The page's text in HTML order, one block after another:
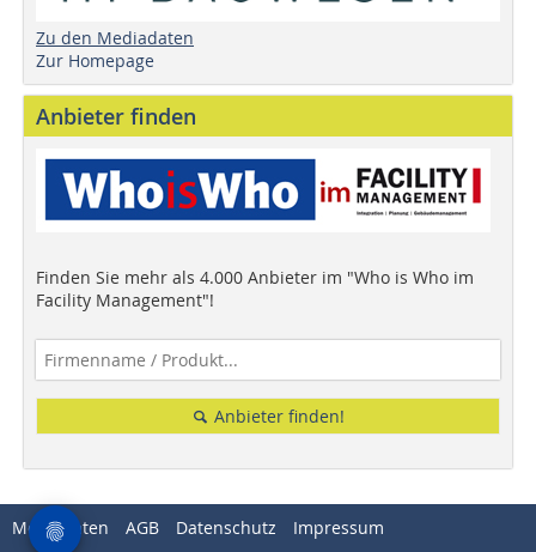
Zu den Mediadaten
Zur Homepage
Anbieter finden
Finden Sie mehr als 4.000 Anbieter im "Who is Who im
Facility Management"!
Anbieter finden!
Mediadaten AGB Datenschutz
Impressum